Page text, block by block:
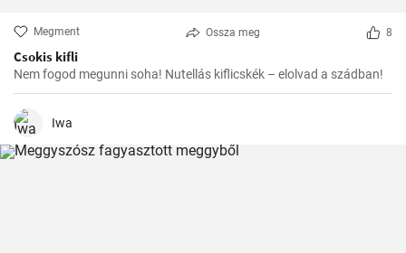
Megment Ossza meg 8
Csokis kifli
Nem fogod megunni soha! Nutellás kiflicskék – elolvad a szádban!
Iwa